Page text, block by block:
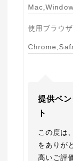
使用ブラウザ
提供ベ
ト
この度は
をありが
高いご評